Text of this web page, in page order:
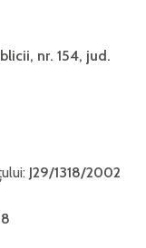
nr. 154, jud.
J29/1318/2002